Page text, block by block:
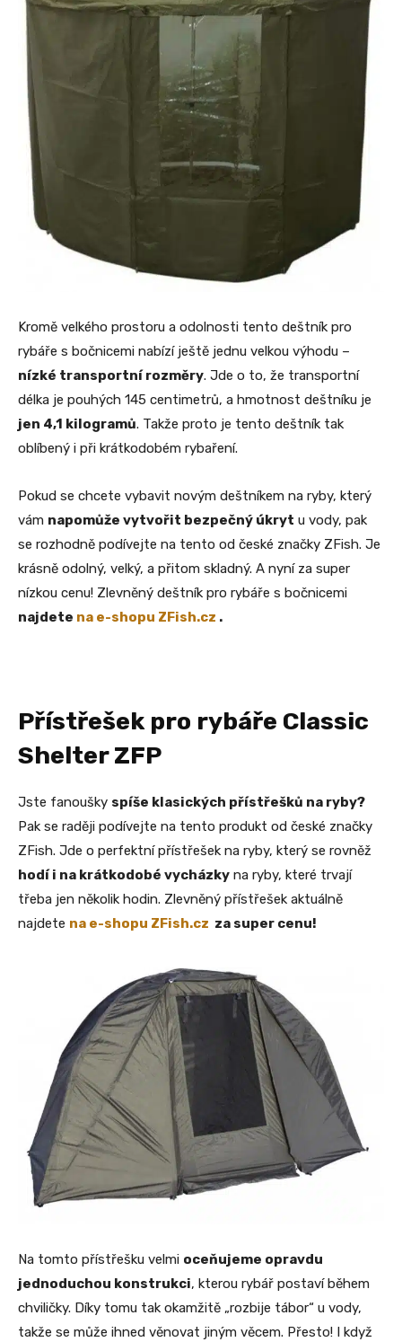
Kromě velkého prostoru a odolnosti tento deštník pro
rybáře s bočnicemi nabízí ještě jednu velkou výhodu –
nízké transportní rozměry. Jde o to, že transportní
délka je pouhých 145 centimetrů, a hmotnost deštníku je
jen 4,1 kilogramů. Takže proto je tento deštník tak
oblíbený i při krátkodobém rybaření.
Pokud se chcete vybavit novým deštníkem na ryby, který
vám napomůže vytvořit bezpečný úkryt u vody, pak
se rozhodně podívejte na tento od české značky ZFish. Je
krásně odolný, velký, a přitom skladný. A nyní za super
nízkou cenu! Zlevněný deštník pro rybáře s bočnicemi
najdete na e-shopu ZFish.cz .
Přístřešek pro rybáře Classic
Shelter ZFP
Jste fanoušky spíše klasických přístřešků na ryby?
Pak se raději podívejte na tento produkt od české značky
ZFish. Jde o perfektní přístřešek na ryby, který se rovněž
hodí i na krátkodobé vycházky na ryby, které trvají
třeba jen několik hodin. Zlevněný přístřešek aktuálně
najdete na e-shopu ZFish.cz za super cenu!
Na tomto přístřešku velmi oceňujeme opravdu
jednoduchou konstrukci, kterou rybář postaví během
chviličky. Díky tomu tak okamžitě „rozbije tábor“ u vody,
takže se může ihned věnovat jiným věcem. Přesto! I když